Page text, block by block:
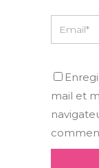
mail et